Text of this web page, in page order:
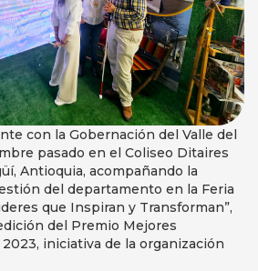
con la Gobernación del Valle del
pasado en el Coliseo Ditaires
Antioquia, acompañando la
del departamento en la Feria
que Inspiran y Transforman”,
del Premio Mejores
iniciativa de la organización